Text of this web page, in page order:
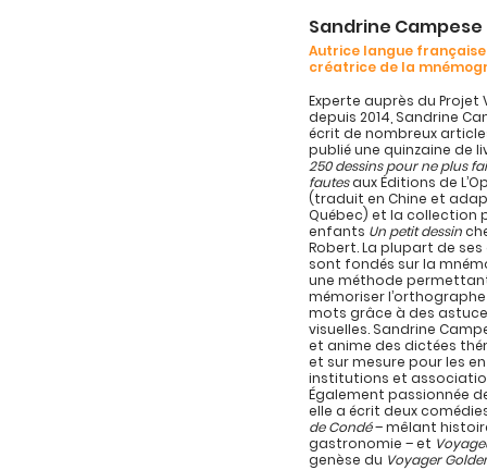
Sandrine Campese
Autrice langue
créatrice de la
Experte auprès du Projet
depuis 2014, Sandrine
écrit de nombreux
publié une quinzaine de
250 dessins pour ne plus
fautesaux Éditions de
(traduit en Chine et
Québec) et la collection
enfants Un petit dessin
Robert. La plupart de
sont fondés sur la
une méthode
mémoriser
mots grâce à des
visuelles. Sandrine
et anime des dictées
et sur mesure pour les
institutions et
Également passionnée
elle a écrit deux
de Condé– mêlant
gastronomie – et
genèse du Voyager